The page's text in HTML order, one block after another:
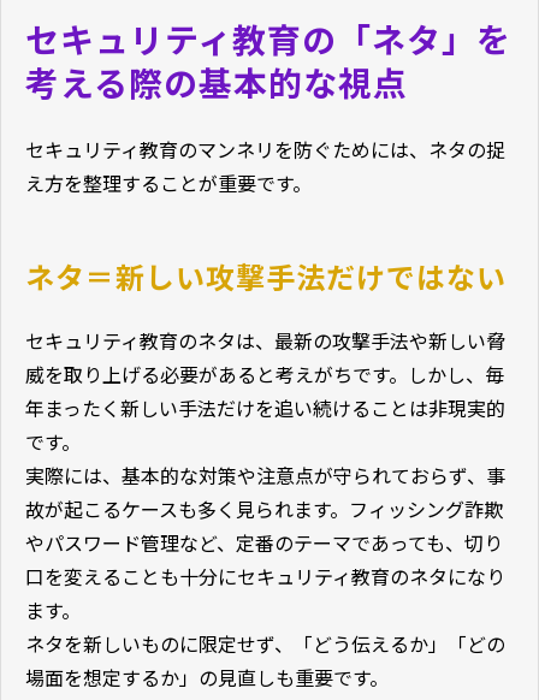
セキュリティ教育の「ネタ」を
考える際の基本的な視点
セキュリティ教育のマンネリを防ぐためには、ネタの捉
え方を整理することが重要です。
ネタ＝新しい攻撃手法だけではない
セキュリティ教育のネタは、最新の攻撃手法や新しい脅
威を取り上げる必要があると考えがちです。しかし、毎
年まったく新しい手法だけを追い続けることは非現実的
です。
実際には、基本的な対策や注意点が守られておらず、事
故が起こるケースも多く見られます。フィッシング詐欺
やパスワード管理など、定番のテーマであっても、切り
口を変えることも十分にセキュリティ教育のネタになり
ます。
ネタを新しいものに限定せず、「どう伝えるか」「どの
場面を想定するか」の見直しも重要です。